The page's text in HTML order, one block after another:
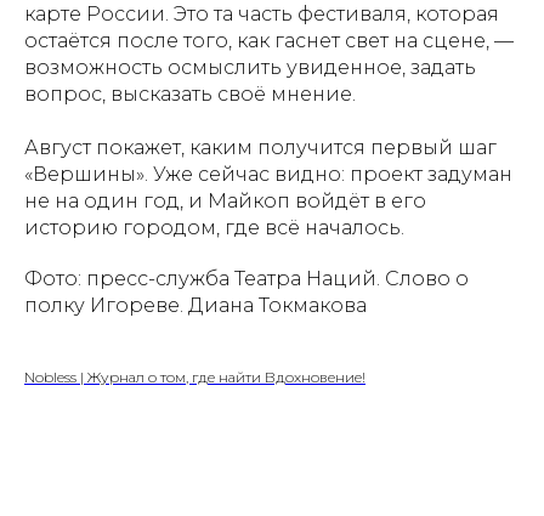
карте России. Это та часть фестиваля, которая
остаётся после того, как гаснет свет на сцене, —
возможность осмыслить увиденное, задать
вопрос, высказать своё мнение.
Август покажет, каким получится первый шаг
«Вершины». Уже сейчас видно: проект задуман
не на один год, и Майкоп войдёт в его
историю городом, где всё началось.
Фото: пресс-служба Театра Наций. Слово о
полку Игореве. Диана Токмакова
Nobless | Журнал о том, где найти Вдохновение!